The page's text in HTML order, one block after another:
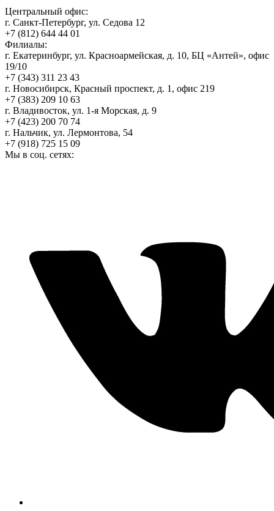
Центральный офис:
г. Санкт-Петербург, ул. Седова 12
+7 (812) 644 44 01
Филиалы:
г. Екатеринбург, ул. Красноармейская, д. 10, БЦ «Антей», офис
19/10
+7 (343) 311 23 43
г. Новосибирск, Красный проспект, д. 1, офис 219
+7 (383) 209 10 63
г. Владивосток, ул. 1-я Морская, д. 9
+7 (423) 200 70 74
г. Нальчик, ул. Лермонтова, 54
+7 (918) 725 15 09
Мы в соц. сетях: